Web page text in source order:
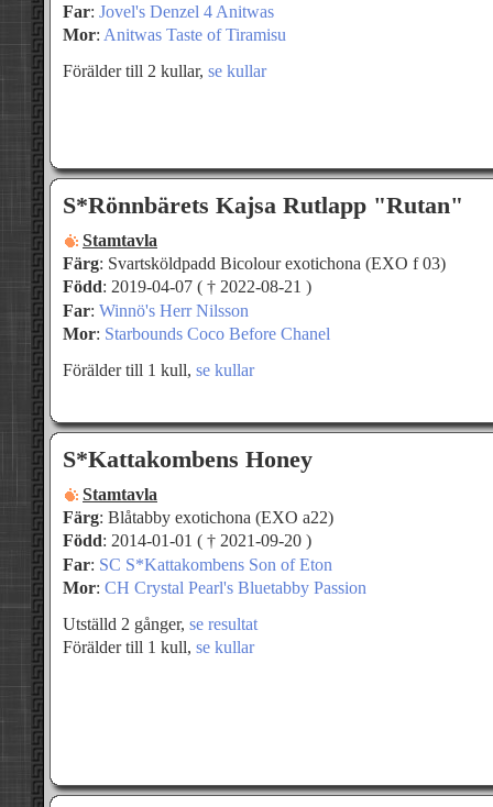
Far: Jovel's Denzel 4 Anitwas
Mor: Anitwas Taste of Tiramisu
Förälder till 2 kullar, se kullar
S*Rönnbärets Kajsa Rutlapp "Rutan"
Stamtavla
Färg: Svartsköldpadd Bicolour exotichona (EXO f 03)
Född: 2019-04-07 ( † 2022-08-21 )
Far: Winnö's Herr Nilsson
Mor: Starbounds Coco Before Chanel
Förälder till 1 kull, se kullar
S*Kattakombens Honey
Stamtavla
Färg: Blåtabby exotichona (EXO a22)
Född: 2014-01-01 ( † 2021-09-20 )
Far: SC S*Kattakombens Son of Eton
Mor: CH Crystal Pearl's Bluetabby Passion
Utställd 2 gånger, se resultat
Förälder till 1 kull, se kullar